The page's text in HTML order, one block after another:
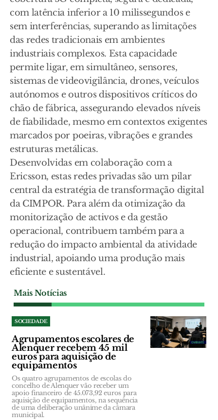
com latência inferior a 10 milissegundos e
sem interferências, superando as limitações
das redes tradicionais em ambientes
industriais complexos. Esta capacidade
permite ligar, em simultâneo, sensores,
sistemas de videovigilância, drones, veículos
autónomos e outros dispositivos críticos do
chão de fábrica, assegurando elevados níveis
de fiabilidade, mesmo em contextos exigentes
marcados por poeiras, vibrações e grandes
estruturas metálicas.
Desenvolvidas em colaboração com a
Ericsson, estas redes privadas são um pilar
central da estratégia de transformação digital
da CIMPOR. Para além da otimização da
monitorização de activos e da gestão
operacional, contribuem também para a
redução do impacto ambiental da atividade
industrial, apoiando uma produção mais
eficiente e sustentável.
Mais Notícias
SOCIEDADE
Agrupamentos escolares de
Alenquer recebem 45 mil
euros para aquisição de
equipamentos
Os quatro agrupamentos de escolas do
concelho de Alenquer vão receber um
apoio financeiro de 45.073,92 euros para
aquisição de equipamentos, na sequência
de uma deliberação unânime da câmara
municipal.